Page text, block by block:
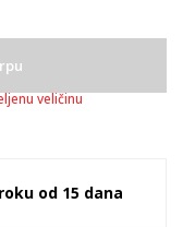
veličinu
od 15 dana